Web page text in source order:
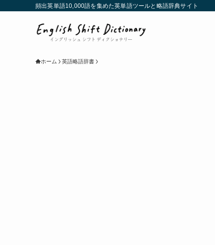
頻出英単語10,000語を集めた英単語ツールと略語辞典サイト
ホーム 英語略語辞書